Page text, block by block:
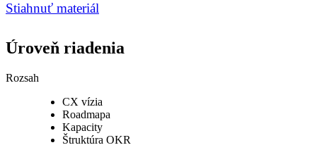
Stiahnuť materiál
Úroveň riadenia
Rozsah
CX vízia
Roadmapa
Kapacity
Štruktúra OKR